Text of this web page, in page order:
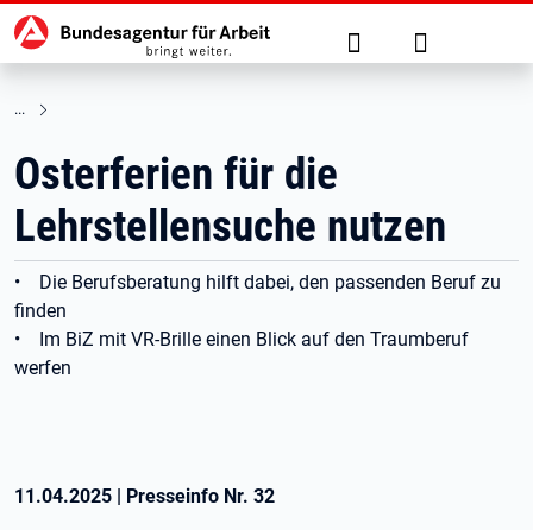
zu den Hauptinhalten springen
Hauptnavigation Suche Anmelden
Osterferien für die
Lehrstellensuche nutzen
• Die Berufsberatung hilft dabei, den passenden Beruf zu
finden
• Im BiZ mit VR-Brille einen Blick auf den Traumberuf
werfen
11.04.2025 | Presseinfo Nr. 32